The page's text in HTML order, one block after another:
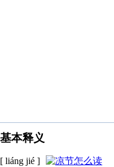
基本释义
[ liáng jié ]